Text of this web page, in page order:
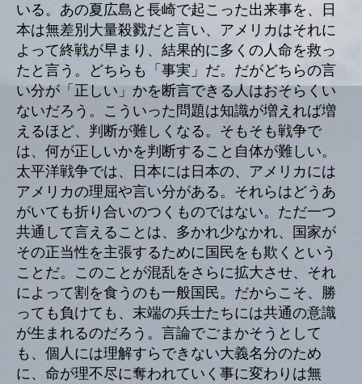
いる。あの夏広島と長崎で起こった出来事を、日
本は無差別大量殺戮だと言い、アメリカはそれに
よって終戦が早まり、結果的に多くの人命を救っ
たと言う。どちらも「事実」だ。だがどちらの言
い分が「正しい」かを断言できる人はおそらくい
ないだろう。こういった問題は知識が増えれば増
えるほど、判断が難しくなる。そもそも戦争で
は、何が正しいかを判断すること自体が難しい。
太平洋戦争では、日本には日本の、アメリカには
アメリカの理屈や言い分がある。それらはどうあ
がいても折り合いのつくものではない。ただ一つ
共通して言えることは、多かれ少なかれ、国家が
その正当性を主張するために国民をも欺くという
ことだ。このことが混乱をさらに拡大させ、それ
によって割を食うのも一般国民。だからこそ、勝
っても負けても、末端の兵士たちには共通の意識
が生まれるのだろう。言論でごまかそうとして
も、個人には理解すらできない大義名分のため
に、命が理不尽に奪われていく事に変わりは無